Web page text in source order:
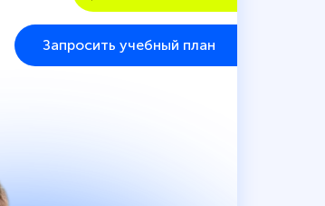
Запросить учебный план